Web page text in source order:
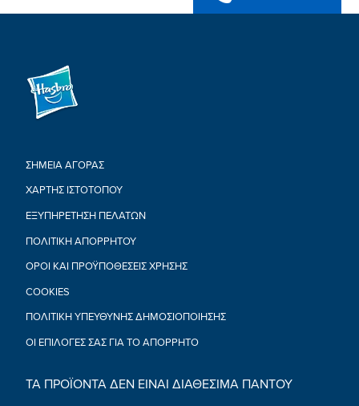
ΣΗΜΕΙΑ ΑΓΟΡΑΣ
ΧΑΡΤΗΣ ΙΣΤΟΤΟΠΟΥ
ΕΞΥΠΗΡΕΤΗΣΗ ΠΕΛΑΤΩΝ
ΠΟΛΙΤΙΚΉ ΑΠΟΡΡΉΤΟΥ
ΟΡΟΙ ΚΑΙ ΠΡΟΫΠΟΘΕΣΕΙΣ ΧΡΗΣΗΣ
COOKIES
ΠΟΛΙΤΙΚΉ ΥΠΕΎΘΥΝΗΣ ΔΗΜΟΣΙΟΠΟΊΗΣΗΣ
ΟΙ ΕΠΙΛΟΓΈΣ ΣΑΣ ΓΙΑ ΤΟ ΑΠΌΡΡΗΤΟ
ΤΑ ΠΡΟΪΟΝΤΑ ΔΕΝ ΕΙΝΑΙ ΔΙΑΘΕΣΙΜΑ ΠΑΝΤΟΥ